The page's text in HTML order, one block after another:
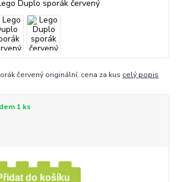
červený originální, cena za kus celý popis
1 ks
do košíku